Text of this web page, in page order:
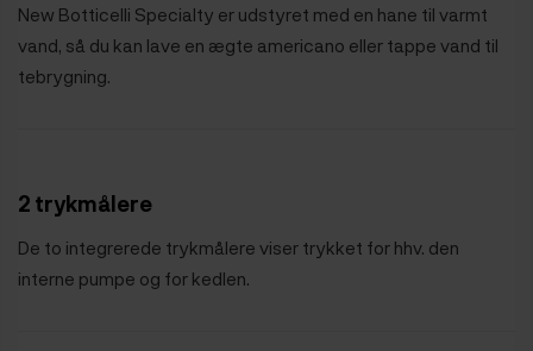
New Botticelli Specialty er udstyret med en hane til varmt
vand, så du kan lave en ægte americano eller tappe vand til
tebrygning.
2 trykmålere
De to integrerede trykmålere viser trykket for hhv. den
interne pumpe og for kedlen.